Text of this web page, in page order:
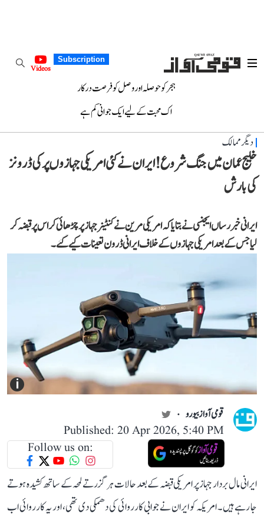
Subscription
Videos
ہجر کو حوصلہ اور وصل کو فرصت درکار
اک محبت کے لیے ایک جوانی کم ہے
دیگر ممالک
خلیج عمان میں جنگ شروع! ایران نے کئی امریکی جہازوں پر کی ڈرونز
کی بارش
ایرانی خبر رساں ایجنسی نے بتایا کہ امریکی مرین نے کنٹینر جہاز پر چڑھائی کر اس پر قبضہ کر
لیا جس کے بعد امریکی جہازوں کے خلاف ایرانی ڈرون تعینات کیے گئے۔
i
قومی آواز بیورو
Published: 20 Apr 2026, 5:40 PM
Follow us on:
ایرانی مال بردار جہاز پر امریکی قبضہ کے بعد حالات ہر گزرتے لمحہ کے ساتھ کشیدہ ہوتے
جا رہے ہیں۔ امریکہ کو ایران نے جوابی کارروائی کی دھمکی دی تھی، اور یہ کارروائی اب